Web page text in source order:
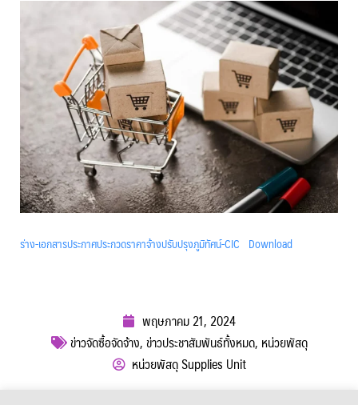
ร่าง-เอกสารประกาศประกวดราคาจ้างปรับปรุงภูมิทัศน์-CIC Download
พฤษภาคม 21, 2024
ข่าวจัดซื้อจัดจ้าง,ข่าวประชาสัมพันธ์ทั้งหมด, หน่วยพัสดุ
หน่วยพัสดุ Supplies Unit